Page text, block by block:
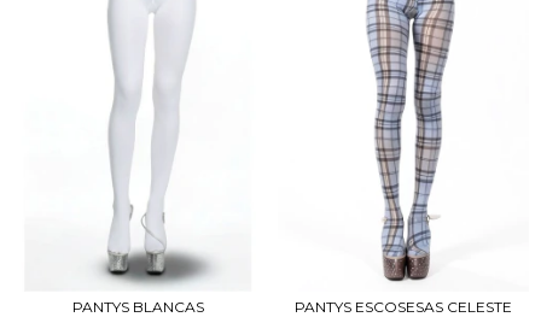
PANTYS BLANCAS PANTYS ESCOSESAS CELESTE